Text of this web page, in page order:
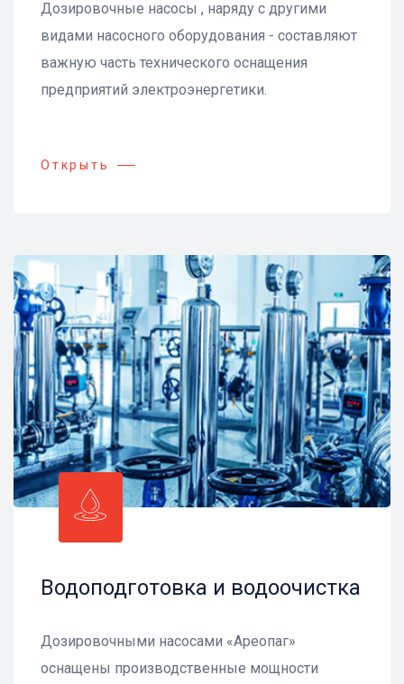
Дозировочные насосы , наряду с другими
видами насосного оборудования - составляют
важную часть технического оснащения
предприятий электроэнергетики.
Открыть
Водоподготовка и водоочистка
Дозировочными насосами «Ареопаг»
оснащены производственные мощности